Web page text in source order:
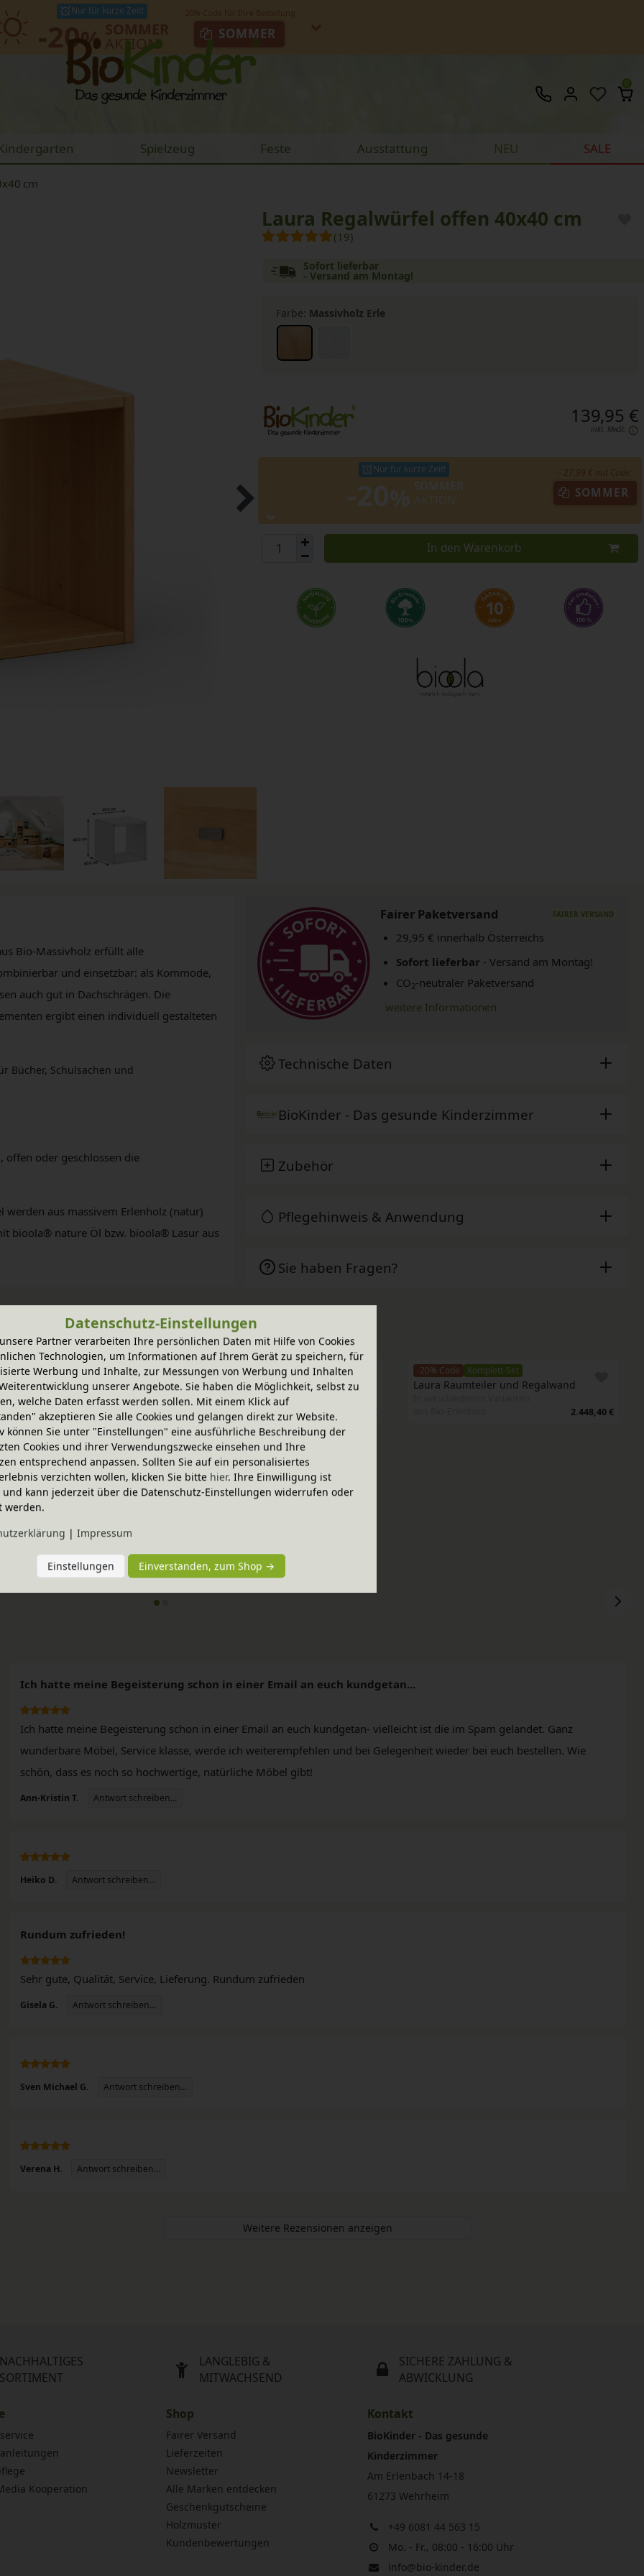
Nur für kurze Zeit!
-20% AKTION
SOMMER
0
Spielzeug Feste Ausstattung NEU SALE
cm
Laura Regalwürfel offen 40x40 cm
(19)
Sofort lieferbar
- Versand am Montag!
Farbe: Massivholz Erle
139,95 €
inkl. MwSt.
Nur für kurze Zeit!
SOMMER
In den Warenkorb
Bio-Massivholz erfüllt alle
und einsetzbar: als Kommode,
auch gut in Dachschrägen. Die
ergibt einen individuell gestalteten
Bücher, Schulsachen und
offen oder geschlossen die
aus massivem Erlenholz (natur)
bioola® nature Öl bzw. bioola® Lasur aus
Fairer Paketversand
29,95 € innerhalb Österreichs
Sofort lieferbar - Versand am Montag!
CO2-neutraler Paketversand
weitere Informationen
Technische Daten
BioKinder - Das gesunde Kinderzimmer
Zubehör
Pflegehinweis & Anwendung
Sie haben Fragen?
40x40x26 cm
Varianten
149,90 €
-20% Code
Noah Wickelkommode
In verschiedenen Varianten
aus Bio-Erlenholz
834,90 €
-20% Code Komplett-Set
Laura Raumteiler und Regalwand
2.448,40 €
Ich hatte meine Begeisterung schon in einer Email an euch kundgetan...
Ich hatte meine Begeisterung schon in einer Email an euch kundgetan- vielleicht ist die im Spam gelandet. Ganz
wunderbare Möbel, Service klasse, werde ich weiterempfehlen und bei Gelegenheit wieder bei euch bestellen. Wie
schön, dass es noch so hochwertige, natürliche Möbel gibt!
Ann-Kristin T. Antwort schreiben...
Heiko D. Antwort schreiben...
Rundum zufrieden!
Sehr gute, Qualität, Service, Lieferung. Rundum zufrieden
Gisela G. Antwort schreiben...
Sven Michael G. Antwort schreiben...
Verena H. Antwort schreiben...
Weitere Rezensionen anzeigen
NACHHALTIGES
SORTIMENT
LANGLEBIG &
MITWACHSEND
SICHERE ZAHLUNG &
ABWICKLUNG
Kooperation
Shop
Fairer Versand
Lieferzeiten
Newsletter
Alle Marken entdecken
Geschenkgutscheine
Holzmuster
Kundenbewertungen
Kontakt
BioKinder - Das gesunde
Kinderzimmer
Am Erlenbach 14-18
61273 Wehrheim
+49 6081 44 563 15
Mo. - Fr., 08:00 - 16:00 Uhr
info@bio-kinder.de
Datenschutz-Einstellungen
Partner verarbeiten Ihre persönlichen Daten mit Hilfe von Cookies
Technologien, um Informationen auf Ihrem Gerät zu speichern, für
Werbung und Inhalte, zur Messungen von Werbung und Inhalten
unserer Angebote. Sie haben die Möglichkeit, selbst zu
welche Daten erfasst werden sollen. Mit einem Klick auf
akzeptieren Sie alle Cookies und gelangen direkt zur Website.
können Sie unter "Einstellungen" eine ausführliche Beschreibung der
Cookies und ihrer Verwendungszwecke einsehen und Ihre
entsprechend anpassen. Sollten Sie auf ein personalisiertes
verzichten wollen, klicken Sie bitte hier. Ihre Einwilligung ist
kann jederzeit über die Datenschutz-Einstellungen widerrufen oder
werden.
| Impressum
Einstellungen Einverstanden, zum Shop →